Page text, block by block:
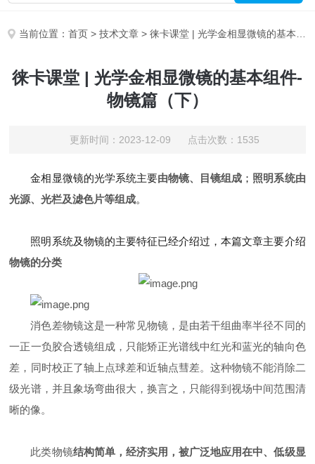
当前位置：首页 >技术文章 > 徕卡课堂 | 光学金相显微镜的基本组件-物镜篇（下）
徕卡课堂 | 光学金相显微镜的基本组件-
物镜篇（下）
更新时间：2023-12-09 点击次数：1535
金相显微镜的光学系统主要由物镜、目镜组成 ； 照明系统由
光源、光栏及滤色片等组成。
照明系统及物镜的主要特征已经介绍过，本篇文章主要介绍
物镜的分类
消色差物镜这是一种常见物镜，是由若干组曲率半径不同的
一正一负胶合透镜组成，只能矫正光谱线中红光和蓝光的轴向色
差，同时校正了轴上点球差和近轴点彗差。这种物镜不能消除二
级光谱，并且象场弯曲很大，换言之，只能得到视场中间范围清
晰的像。
此类物镜结构简单，经济实用，被广泛地应用在中、低级显